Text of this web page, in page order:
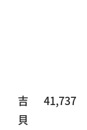
吉
貝
41,737